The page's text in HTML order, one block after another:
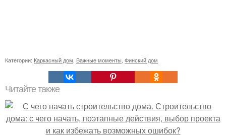
Категории: Каркасный дом Важные моменты Финский дом
Читайте также